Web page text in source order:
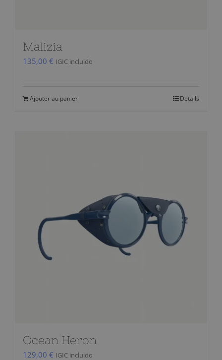
Malizia
135,00 € IGIC incluido
Ajouter au panier Details
Ocean Heron
129,00 € IGIC incluido